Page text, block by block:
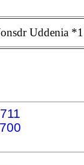
Uddenia